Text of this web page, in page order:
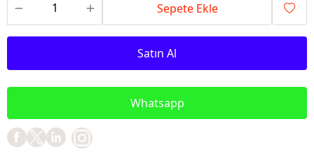
Sepete Ekle
Satın Al
Whatsapp